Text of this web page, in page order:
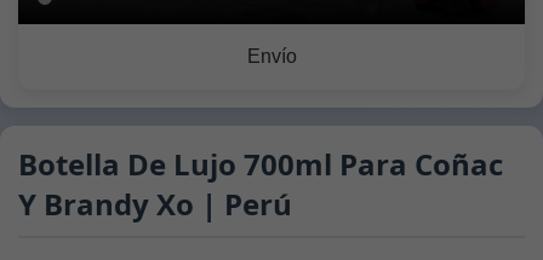
Envío
Botella De Lujo 700ml Para Coñac
Y Brandy Xo | Perú